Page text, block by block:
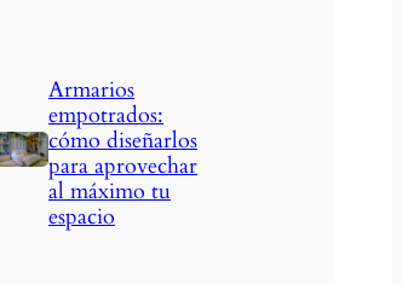
Armarios
empotrados:
cómo diseñarlos
para aprovechar
al máximo tu
espacio